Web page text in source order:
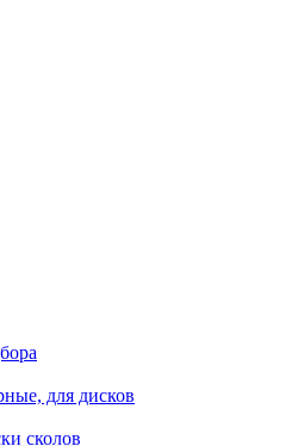
для дисков
сколов